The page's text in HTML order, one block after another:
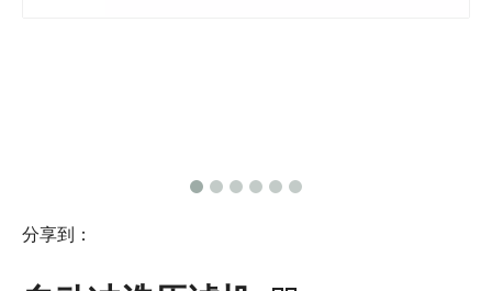
分享到：